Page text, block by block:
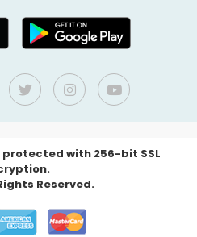
with 256-bit SSL
Reserved.